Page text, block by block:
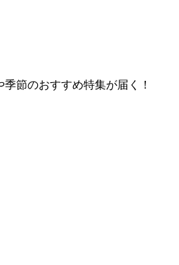
節のおすすめ特集が届く！